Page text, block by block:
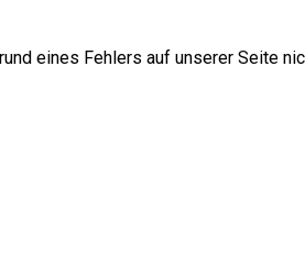
eines Fehlers auf unserer Seite